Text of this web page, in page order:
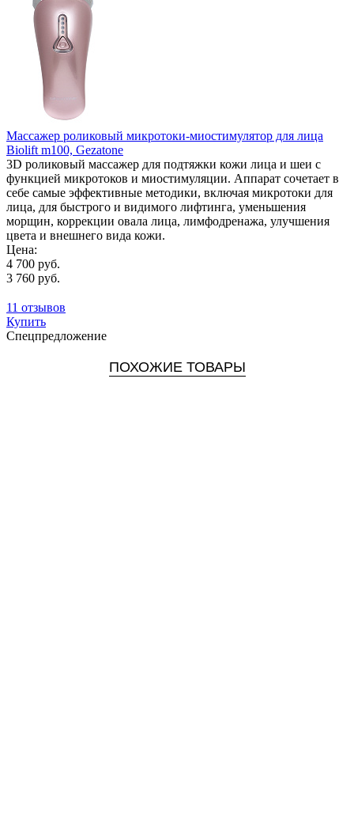
Массажер роликовый микротоки-миостимулятор для лица
Biolift m100, Gezatone
3D роликовый массажер для подтяжки кожи лица и шеи с
функцией микротоков и миостимуляции. Аппарат сочетает в
себе самые эффективные методики, включая микротоки для
лица, для быстрого и видимого лифтинга, уменьшения
морщин, коррекции овала лица, лимфодренажа, улучшения
цвета и внешнего вида кожи.
Цена:
4 700 руб.
3 760 руб.
11 отзывов
Купить
Спецпредложение
ПОХОЖИЕ ТОВАРЫ